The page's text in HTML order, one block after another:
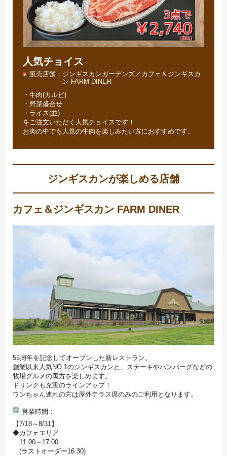
人気チョイス
販売店舗
ジンギスカンガーデンズ／カフェ＆ジンギスカ
ン FARM DINER
・牛肉(カルビ)
・野菜盛合せ
・ライス(並)
をご注文いただく人気チョイスです！
お肉の中でも人気の牛肉を楽しみたい方におすすめです。
ジンギスカンが楽しめる店舗
カフェ＆ジンギスカン FARM DINER
55周年を記念してオープンした新レストラン。
創業以来人気NO.1のジンギスカンと、ステーキやハンバーグなどの
牧場グルメの両方を楽しめます。
ドリンクも充実のラインアップ！
ワンちゃん連れの方は屋外テラス席のみのご利用となります。
営業時間
【7/18～8/31】
◆カフェエリア
11:00～17:00
(ラストオーダー16:30)